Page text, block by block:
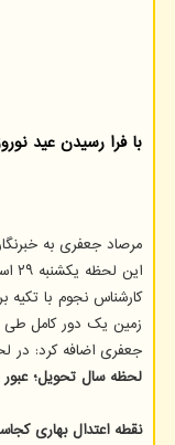
با فرا رسیدن عید
این لحظه یکشنبه ۲۹ اسفندماه ساعت ۱۹ و ۳ دقیقه و ۲۶ ثانیه رخ می دهد.
کارشناس نجوم با
زمین یک دور کامل طی
جعفری اضافه کرد: در لحظه
لحظه سال تحویل؛ عبور
نقطه اعتدال بهاری